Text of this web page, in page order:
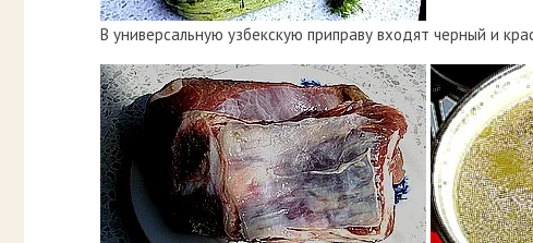
В универсальную узбекскую приправу входят черный и